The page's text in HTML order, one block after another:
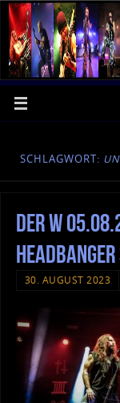
SCHLAGWORT:
Der W
30. AUGUST 2023